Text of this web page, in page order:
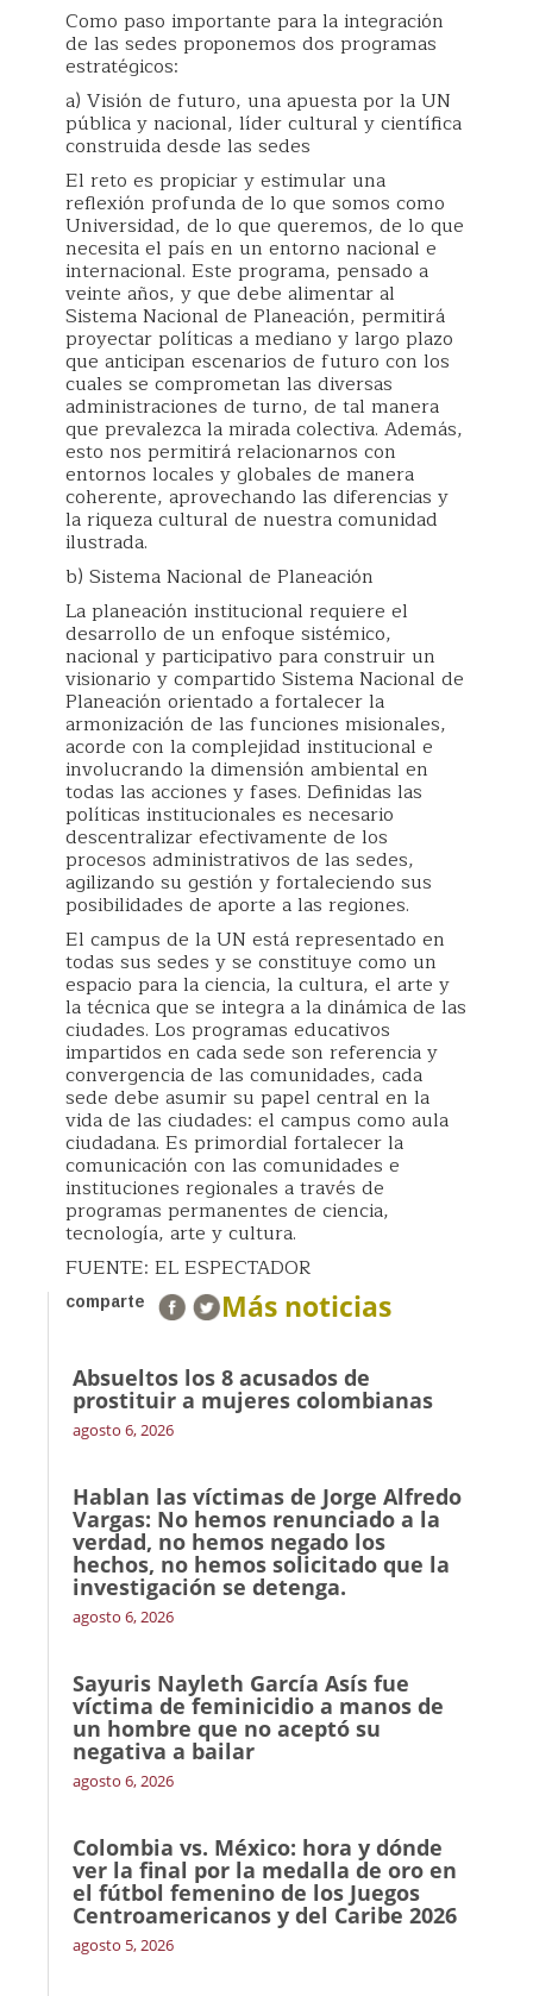
Como paso importante para la integración
de las sedes proponemos dos programas
estratégicos:
a) Visión de futuro, una apuesta por la UN
pública y nacional, líder cultural y científica
construida desde las sedes
El reto es propiciar y estimular una
reflexión profunda de lo que somos como
Universidad, de lo que queremos, de lo que
necesita el país en un entorno nacional e
internacional. Este programa, pensado a
veinte años, y que debe alimentar al
Sistema Nacional de Planeación, permitirá
proyectar políticas a mediano y largo plazo
que anticipan escenarios de futuro con los
cuales se comprometan las diversas
administraciones de turno, de tal manera
que prevalezca la mirada colectiva. Además,
esto nos permitirá relacionarnos con
entornos locales y globales de manera
coherente, aprovechando las diferencias y
la riqueza cultural de nuestra comunidad
ilustrada.
b) Sistema Nacional de Planeación
La planeación institucional requiere el
desarrollo de un enfoque sistémico,
nacional y participativo para construir un
visionario y compartido Sistema Nacional de
Planeación orientado a fortalecer la
armonización de las funciones misionales,
acorde con la complejidad institucional e
involucrando la dimensión ambiental en
todas las acciones y fases. Definidas las
políticas institucionales es necesario
descentralizar efectivamente de los
procesos administrativos de las sedes,
agilizando su gestión y fortaleciendo sus
posibilidades de aporte a las regiones.
El campus de la UN está representado en
todas sus sedes y se constituye como un
espacio para la ciencia, la cultura, el arte y
la técnica que se integra a la dinámica de las
ciudades. Los programas educativos
impartidos en cada sede son referencia y
convergencia de las comunidades, cada
sede debe asumir su papel central en la
vida de las ciudades: el campus como aula
ciudadana. Es primordial fortalecer la
comunicación con las comunidades e
instituciones regionales a través de
programas permanentes de ciencia,
tecnología, arte y cultura.
FUENTE: EL ESPECTADOR
comparte Más noticias
Absueltos los 8 acusados de
prostituir a mujeres colombianas
agosto 6, 2026
Hablan las víctimas de Jorge Alfredo
Vargas: No hemos renunciado a la
verdad, no hemos negado los
hechos, no hemos solicitado que la
investigación se detenga.
agosto 6, 2026
Sayuris Nayleth García Asís fue
víctima de feminicidio a manos de
un hombre que no aceptó su
negativa a bailar
agosto 6, 2026
Colombia vs. México: hora y dónde
ver la final por la medalla de oro en
el fútbol femenino de los Juegos
Centroamericanos y del Caribe 2026
agosto 5, 2026